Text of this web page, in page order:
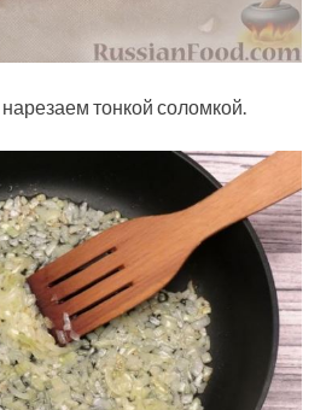
тонкой соломкой.